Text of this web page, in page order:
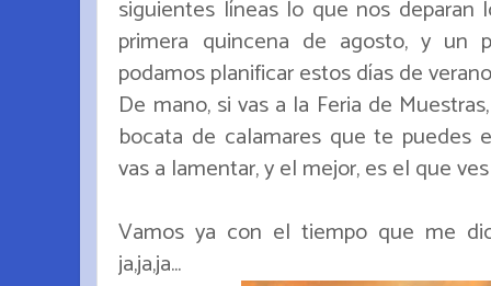
siguientes líneas lo que nos
primera quincena de agosto, y un
podamos planificar estos días de
De mano, si vas a la Feria de
bocata de calamares que te puedes
vas a lamentar, y el mejor, es el que
Vamos ya con el tiempo que me
ja,ja,ja...